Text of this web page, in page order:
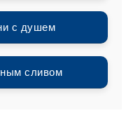
с душем
сливом